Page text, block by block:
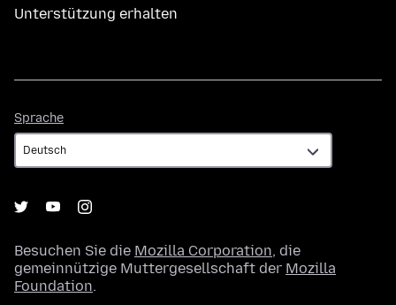
Unterstützung erhalten
Sprache
Besuchen Sie die Mozilla Corporation, die
gemeinnützige Muttergesellschaft der Mozilla
Foundation.